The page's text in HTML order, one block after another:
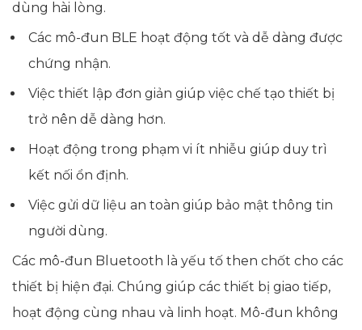
dùng hài lòng.
Các mô-đun BLE hoạt động tốt và dễ dàng được
chứng nhận.
Việc thiết lập đơn giản giúp việc chế tạo thiết bị
trở nên dễ dàng hơn.
Hoạt động trong phạm vi ít nhiễu giúp duy trì
kết nối ổn định.
Việc gửi dữ liệu an toàn giúp bảo mật thông tin
người dùng.
Các mô-đun Bluetooth là yếu tố then chốt cho các
thiết bị hiện đại. Chúng giúp các thiết bị giao tiếp,
hoạt động cùng nhau và linh hoạt. Mô-đun không